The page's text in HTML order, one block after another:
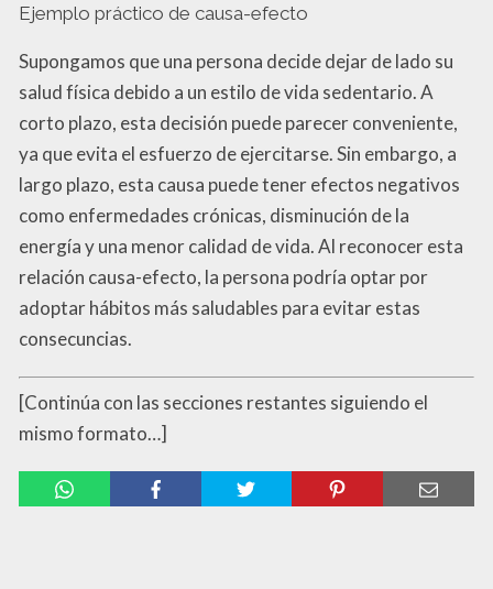
Ejemplo práctico de causa-efecto
Supongamos que una persona decide dejar de lado su
salud física debido a un estilo de vida sedentario. A
corto plazo, esta decisión puede parecer conveniente,
ya que evita el esfuerzo de ejercitarse. Sin embargo, a
largo plazo, esta causa puede tener efectos negativos
como enfermedades crónicas, disminución de la
energía y una menor calidad de vida. Al reconocer esta
relación causa-efecto, la persona podría optar por
adoptar hábitos más saludables para evitar estas
consecuncias.
[Continúa con las secciones restantes siguiendo el
mismo formato…]